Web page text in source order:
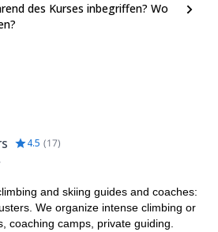
des Kurses inbegriffen? Wo
4.5 (17)
and skiing guides and coaches:
We organize intense climbing or
coaching camps, private guiding.